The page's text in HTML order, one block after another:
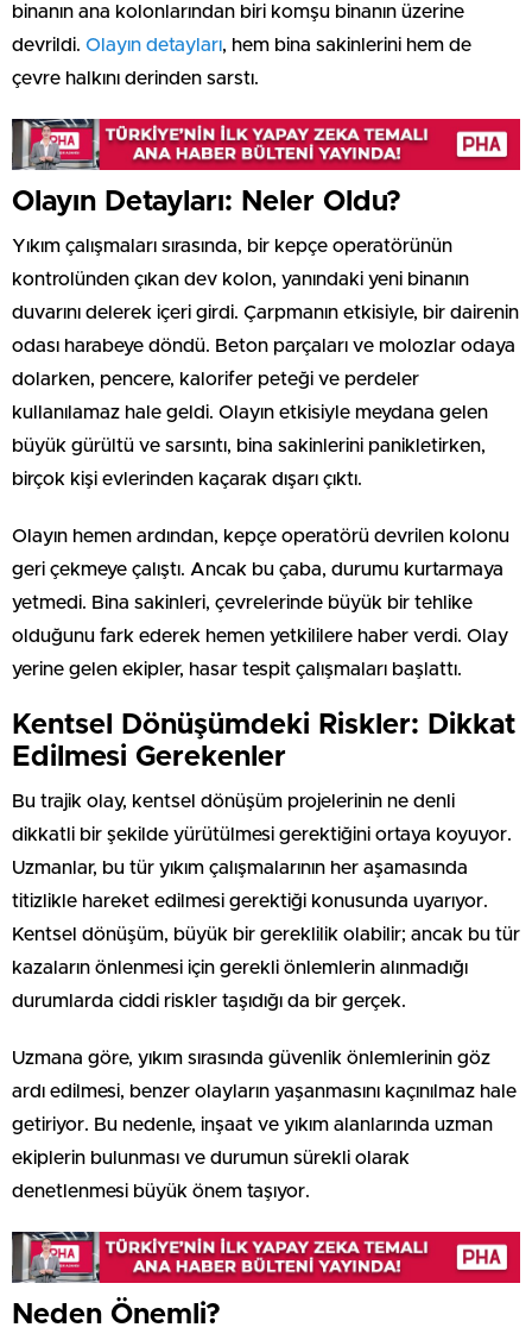
binanın ana kolonlarından biri komşu binanın üzerine
devrildi. Olayın detayları, hem bina sakinlerini hem de
çevre halkını derinden sarstı.
Olayın Detayları: Neler Oldu?
Yıkım çalışmaları sırasında, bir kepçe operatörünün
kontrolünden çıkan dev kolon, yanındaki yeni binanın
duvarını delerek içeri girdi. Çarpmanın etkisiyle, bir dairenin
odası harabeye döndü. Beton parçaları ve molozlar odaya
dolarken, pencere, kalorifer peteği ve perdeler
kullanılamaz hale geldi. Olayın etkisiyle meydana gelen
büyük gürültü ve sarsıntı, bina sakinlerini panikletirken,
birçok kişi evlerinden kaçarak dışarı çıktı.
Olayın hemen ardından, kepçe operatörü devrilen kolonu
geri çekmeye çalıştı. Ancak bu çaba, durumu kurtarmaya
yetmedi. Bina sakinleri, çevrelerinde büyük bir tehlike
olduğunu fark ederek hemen yetkililere haber verdi. Olay
yerine gelen ekipler, hasar tespit çalışmaları başlattı.
Kentsel Dönüşümdeki Riskler: Dikkat
Edilmesi Gerekenler
Bu trajik olay, kentsel dönüşüm projelerinin ne denli
dikkatli bir şekilde yürütülmesi gerektiğini ortaya koyuyor.
Uzmanlar, bu tür yıkım çalışmalarının her aşamasında
titizlikle hareket edilmesi gerektiği konusunda uyarıyor.
Kentsel dönüşüm, büyük bir gereklilik olabilir; ancak bu tür
kazaların önlenmesi için gerekli önlemlerin alınmadığı
durumlarda ciddi riskler taşıdığı da bir gerçek.
Uzmana göre, yıkım sırasında güvenlik önlemlerinin göz
ardı edilmesi, benzer olayların yaşanmasını kaçınılmaz hale
getiriyor. Bu nedenle, inşaat ve yıkım alanlarında uzman
ekiplerin bulunması ve durumun sürekli olarak
denetlenmesi büyük önem taşıyor.
Neden Önemli?